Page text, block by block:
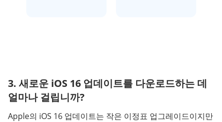
3. 새로운 iOS 16 업데이트를 다운로드하는 데
얼마나 걸립니까?
Apple의 iOS 16 업데이트는 작은 이정표 업그레이드이지만